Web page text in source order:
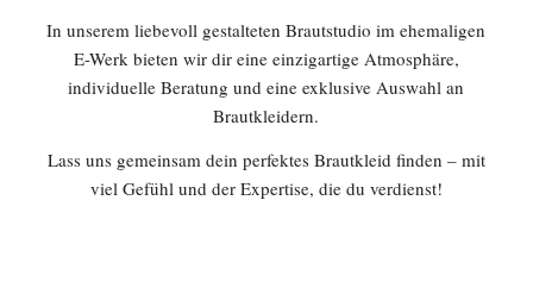
In unserem liebevoll gestalteten Brautstudio im ehemaligen
E-Werk bieten wir dir eine einzigartige Atmosphäre,
individuelle Beratung und eine exklusive Auswahl an
Brautkleidern.
Lass uns gemeinsam dein perfektes Brautkleid finden – mit
viel Gefühl und der Expertise, die du verdienst!